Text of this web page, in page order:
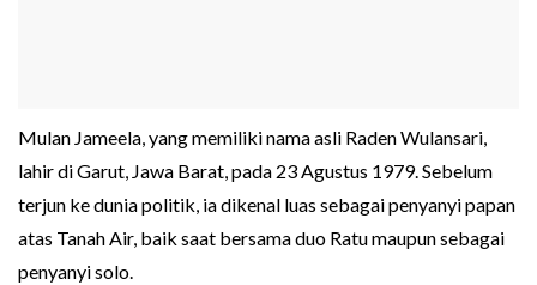
Mulan Jameela, yang memiliki nama asli Raden Wulansari,
lahir di Garut, Jawa Barat, pada 23 Agustus 1979. Sebelum
terjun ke dunia politik, ia dikenal luas sebagai penyanyi papan
atas Tanah Air, baik saat bersama duo Ratu maupun sebagai
penyanyi solo.